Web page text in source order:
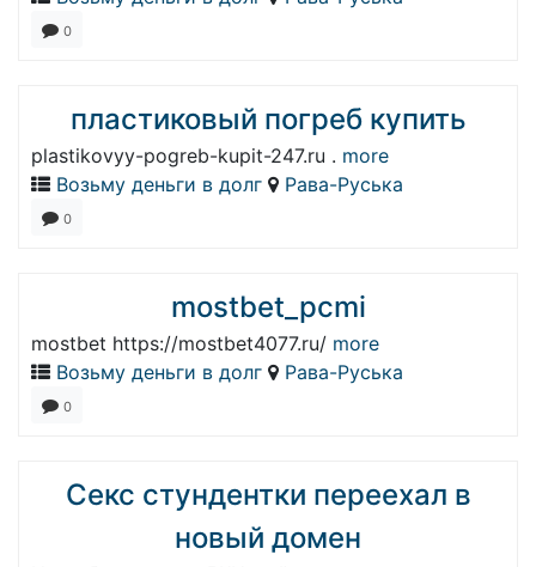
0
пластиковый погреб купить
plastikovyy-pogreb-kupit-247.ru . more
Возьму деньги в долг
Рава-Руська
0
mostbet_pcmi
mostbet https://mostbet4077.ru/ more
Возьму деньги в долг
Рава-Руська
0
Секс стундентки переехал в
новый домен